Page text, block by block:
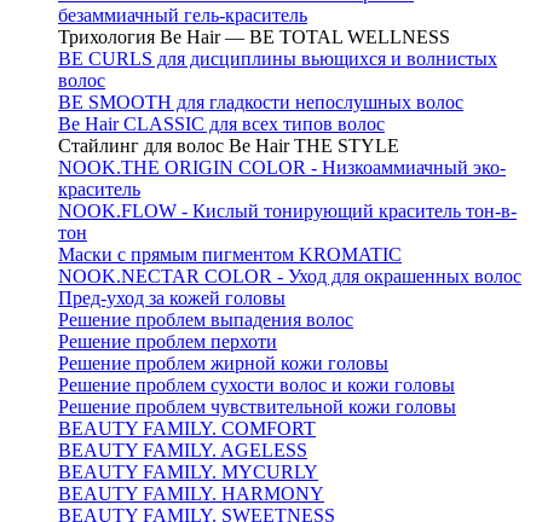
безаммиачный гель-краситель
Трихология Be Hair — BE TOTAL WELLNESS
BE CURLS для дисциплины вьющихся и волнистых
волос
BE SMOOTH для гладкости непослушных волос
Be Hair CLASSIC для всех типов волос
Стайлинг для волос Be Hair THE STYLE
NOOK.THE ORIGIN COLOR - Низкоаммиачный эко-
краситель
NOOK.FLOW - Кислый тонирующий краситель тон-в-
тон
Маски с прямым пигментом KROMATIC
NOOK.NECTAR COLOR - Уход для окрашенных волос
Пред-уход за кожей головы
Решение проблем выпадения волос
Решение проблем перхоти
Решение проблем жирной кожи головы
Решение проблем сухости волос и кожи головы
Решение проблем чувствительной кожи головы
BEAUTY FAMILY. COMFORT
BEAUTY FAMILY. AGELESS
BEAUTY FAMILY. MYCURLY
BEAUTY FAMILY. HARMONY
BEAUTY FAMILY. SWEETNESS